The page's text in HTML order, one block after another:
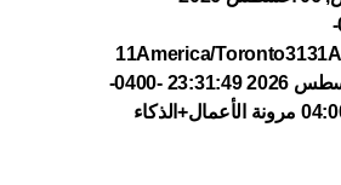
23:31:49 -0400-04:00-
11America/
31#!31الخميس, 06 أغسطس 2026 23:31:49 -0400-
مرونة الأعمال+الذكاء